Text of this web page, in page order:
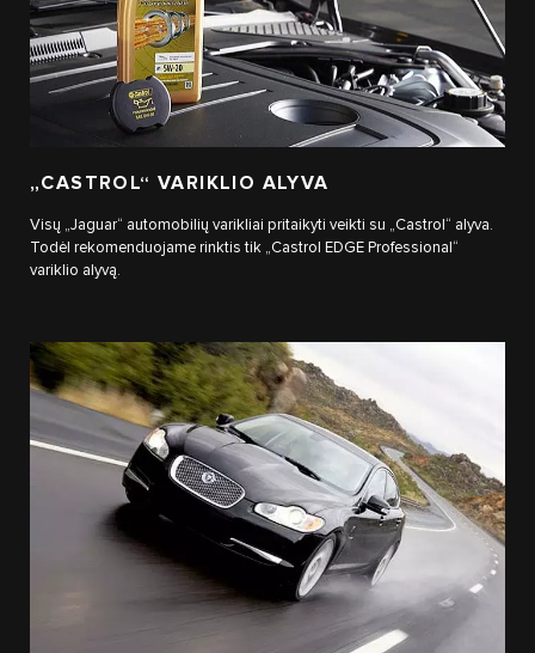
„CASTROL“ VARIKLIO ALYVA
Visų „Jaguar“ automobilių varikliai pritaikyti veikti su „Castrol“ alyva.
Todėl rekomenduojame rinktis tik „Castrol EDGE Professional“
variklio alyvą.